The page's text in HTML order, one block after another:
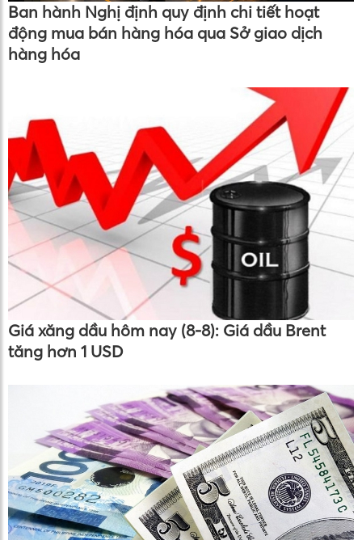
Ban hành Nghị định quy định chi tiết hoạt
động mua bán hàng hóa qua Sở giao dịch
hàng hóa
Giá xăng dầu hôm nay (8-8): Giá dầu Brent
tăng hơn 1 USD